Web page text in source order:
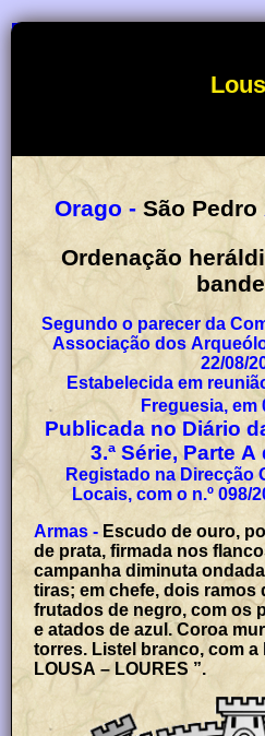
Orago - São Pedro
Ordenação
Segundo o parecer da
Associação dos
22/08/
Estabelecida em
Freguesia, em
Publicada no Diário
3.ª Série, Parte A
Registado na Direcção
Locais, com o n.º 098/
Armas - Escudo de ouro,
de prata, firmada nos
campanha diminuta
tiras; em chefe, dois ramos
frutados de negro, com os
e atados de azul. Coroa
torres. Listel branco, com a
LOUSA – LOURES ”.